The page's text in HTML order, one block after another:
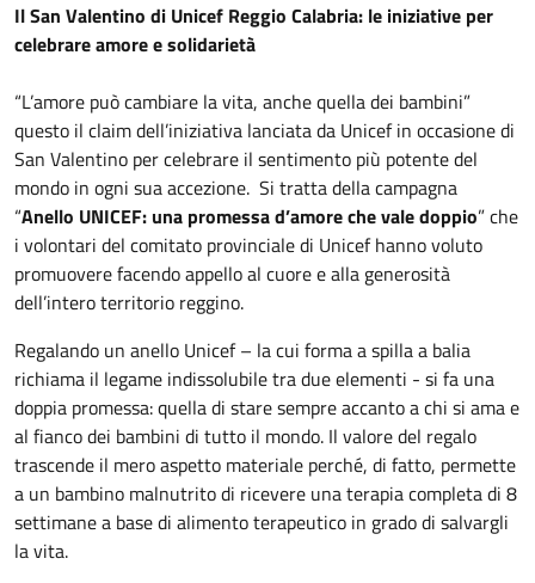
Il San Valentino di Unicef Reggio Calabria: le iniziative per
celebrare amore e solidarietà
“L’amore può cambiare la vita, anche quella dei bambini”
questo il claim dell’iniziativa lanciata da Unicef in occasione di
San Valentino per celebrare il sentimento più potente del
mondo in ogni sua accezione. Si tratta della campagna
“Anello UNICEF: una promessa d’amore che vale doppio” che
i volontari del comitato provinciale di Unicef hanno voluto
promuovere facendo appello al cuore e alla generosità
dell’intero territorio reggino.
Regalando un anello Unicef – la cui forma a spilla a balia
richiama il legame indissolubile tra due elementi - si fa una
doppia promessa: quella di stare sempre accanto a chi si ama e
al fianco dei bambini di tutto il mondo. Il valore del regalo
trascende il mero aspetto materiale perché, di fatto, permette
a un bambino malnutrito di ricevere una terapia completa di 8
settimane a base di alimento terapeutico in grado di salvargli
la vita.